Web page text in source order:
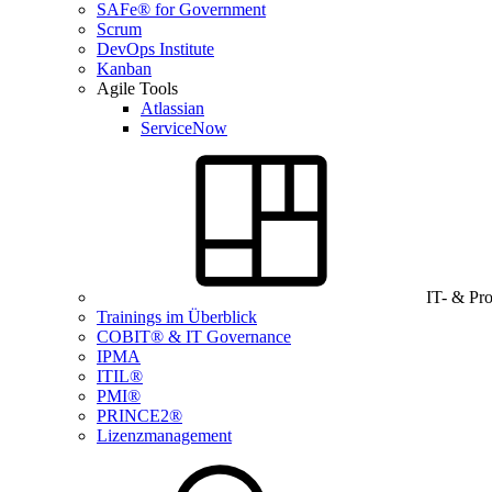
SAFe® for Government
Scrum
DevOps Institute
Kanban
Agile Tools
Atlassian
ServiceNow
IT- &
Trainings im Überblick
COBIT® & IT Governance
IPMA
ITIL®
PMI®
PRINCE2®
Lizenzmanagement